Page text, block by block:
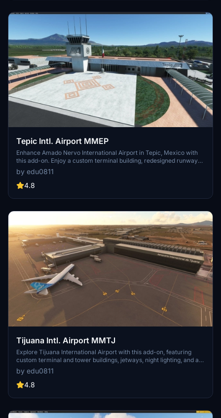
Tepic Intl. Airport MMEP
Enhance Amado Nervo International Airport in Tepic, Mexico with
this add-on. Enjoy a custom terminal building, redesigned runway
and taxiway network, and accurate ground markings. Explore
detailed simobjects, parking lots, and ponds surrounding the airport,
while experiencing improved vegetation and removed forest areas.
have limited nighttime lighting effects.
by edu0811
4.8
Tijuana Intl. Airport MMTJ
Explore Tijuana International Airport with this add-on, featuring
custom terminal and tower buildings, jetways, night lighting, and a
revamped runway and taxiway network. The package also includes
generic general aviation areas and ongoing updates to enhance
your flight simulation experience.
by edu0811
4.8